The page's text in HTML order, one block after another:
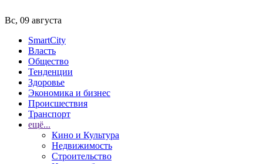
Вс, 09 августа
SmartCity
Власть
Общество
Тенденции
Здоровье
Экономика и бизнес
Происшествия
Транспорт
ещё...
Кино и Культура
Недвижимость
Строительство